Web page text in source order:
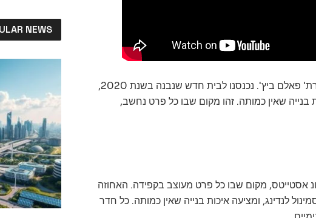
בואו איתי לסיור באחוזה המפנקת ביותר בנורת' פאלם ביץ'. נכנסנו לבית חדש שנבנה בשנת 2020,
בנייה שאין כמותה. זהו מקום שבו כל פרט נחשב,
הבאים לאחוזה המפוארת ב-1162 בונ אסטייטס, מקום שבו כל פרט מעוצב בקפידה. האחוזה
לנדינג, ומציעה איכות בנייה שאין כמותה. כל חדר
NEWS